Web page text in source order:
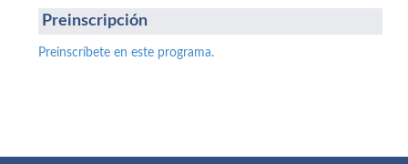
Preinscripción
Preinscríbete en este programa.